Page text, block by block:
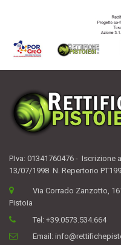
P.Iva: 01341760476 -
13/07/1998 N. Repertorio
Via Corrado Zanzotto,
Pistoia
Tel:+39.0573.534.664
Email: